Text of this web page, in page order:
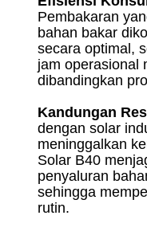
Pembakaran
bahan bakar
secara optimal,
jam operasional
dibandingkan
Kandungan
dengan solar
meninggalkan
Solar B40
penyaluran
sehingga
rutin.